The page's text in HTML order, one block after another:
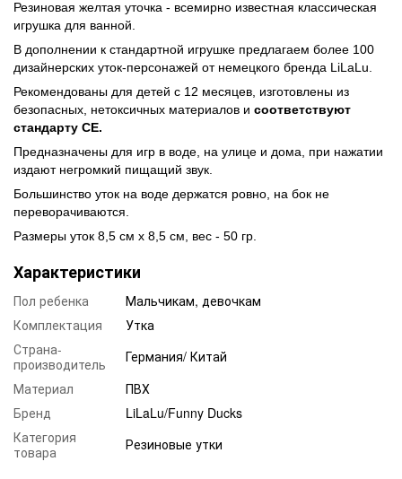
Резиновая желтая уточка - всемирно известная классическая
игрушка для ванной.
В дополнении к стандартной игрушке предлагаем более 100
дизайнерских уток-персонажей от немецкого бренда LiLaLu.
Рекомендованы для детей с 12 месяцев, изготовлены из
безопасных, нетоксичных материалов и соответствуют
стандарту СЕ.
Предназначены для игр в воде, на улице и дома, при нажатии
издают негромкий пищащий звук.
Большинство уток на воде держатся ровно, на бок не
переворачиваются.
Размеры уток 8,5 см х 8,5 см, вес - 50 гр.
Характеристики
Пол ребенка
Мальчикам, девочкам
Комплектация
Утка
Страна-
производитель
Германия/ Китай
Материал
ПВХ
Бренд
LiLaLu/Funny Ducks
Категория
товара
Резиновые утки